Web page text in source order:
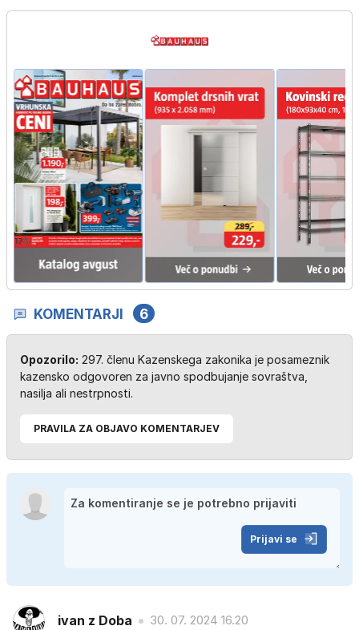
KOMENTARJI 6
Opozorilo: 297. členu Kazenskega zakonika je posameznik
kazensko odgovoren za javno spodbujanje sovraštva,
nasilja ali nestrpnosti.
PRAVILA ZA OBJAVO KOMENTARJEV
Prijavi se
ivan z Doba 30. 07. 2024 16.20